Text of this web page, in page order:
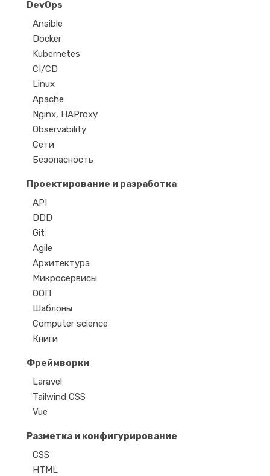
DevOps
Ansible
Docker
Kubernetes
CI/CD
Linux
Apache
Nginx, HAProxy
Observability
Сети
Безопасность
Проектирование и разработка
API
DDD
Git
Agile
Архитектура
Микросервисы
ООП
Шаблоны
Computer science
Книги
Фреймворки
Laravel
Tailwind CSS
Vue
Разметка и конфигурирование
CSS
HTML